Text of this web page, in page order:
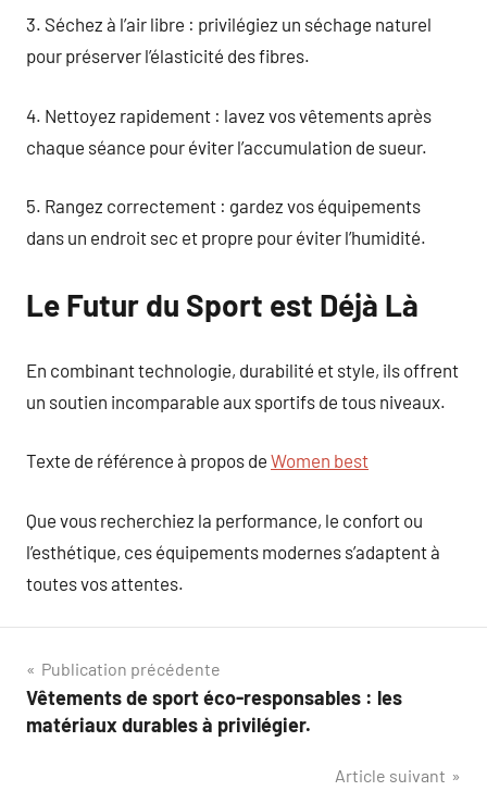
3. Séchez à l’air libre : privilégiez un séchage naturel
pour préserver l’élasticité des fibres.
4. Nettoyez rapidement : lavez vos vêtements après
chaque séance pour éviter l’accumulation de sueur.
5. Rangez correctement : gardez vos équipements
dans un endroit sec et propre pour éviter l’humidité.
Le Futur du Sport est Déjà Là
En combinant technologie, durabilité et style, ils offrent
un soutien incomparable aux sportifs de tous niveaux.
Texte de référence à propos de Women best
Que vous recherchiez la performance, le confort ou
l’esthétique, ces équipements modernes s’adaptent à
toutes vos attentes.
Navigation
de
Publication précédente
Vêtements de sport éco-responsables : les
matériaux durables à privilégier.
Article suivant